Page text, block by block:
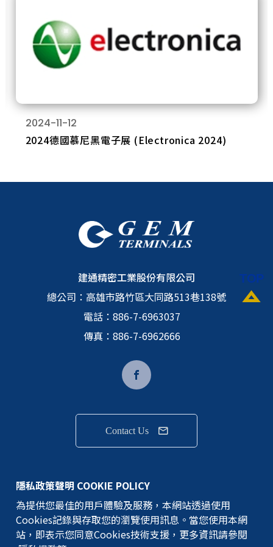
2024-11-12
2024德國慕尼黑電子展 (Electronica 2024)
建通精密工業股份有限公司
總公司： 高雄市路竹區大同路513巷138號
電話： 886-7-6963037
傳真：886-7-6962666
Contact Us
GEM TERMINAL IND.CO.,LTD.版權所有
©建通精密工業股份有限公司
隱私政策聲明 COOKIE POLICY
為提供您最佳的用戶體驗及服務，本網站透過使用
Cookies記錄與存取您的瀏覽使用訊息。當您使用本網
站，即表示您同意Cookies技術支援，更多資訊請參閱